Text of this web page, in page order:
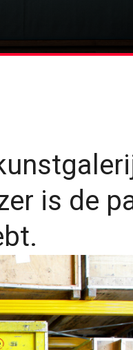
is de